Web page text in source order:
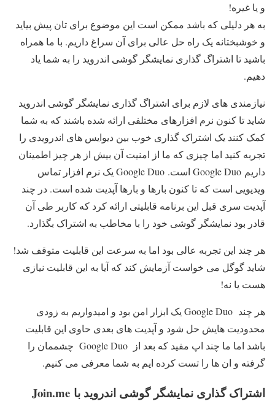
و یا غیره!
به هر دلیلی که باشد ممکن است این موضوع برای تان پیش بیاید
و خوشبختانه یک راه حل عالی برای آن سراغ داریم. با ما همراه
باشید تا اشتراگ گذاری نمایشگر گوشی اندروید را به شما یاد
دهیم.
نیازمندی های لازم برای اشتراگ گذاری نمایشگر گوشی اندروید
شاید تا کنون نرم افزارهای مختلفی ارائه شده باشند که به شما
کمک کنند یک اشتراک گذاری خوب بین دیوایس های اندرویدی را
تجربه کنید اما چیزی که ما از امنیت آن بیش از هر چیز اطمینان
داریم Google Duo است. Google Duo یک نرم افزار تماس
ویدیویی است که تا کنون بارها و بارها آپدیت شده است. در چند
آپدیت سری قبل این برنامه قابلیتی ارائه کرد که کاربر طی آن
قادر بود نمایشگر گوشی خود را با مخاطب به اشتراک بگذارد.
هر چند این تجربه عالی بود اما به سرعت این قابلیت متوقف شد!
شاید گوگل می خواست آزمایش کند که آیا به این قابلیت نیازی
هست یا نه!
هر چند Google Duo یک ابزار امن بود و امیدواریم به زودی
محدودیت هایش حل شود و آپدیت های بعدی حاوی این قابلیت
باشد اما ما چند اپ مفید که بعد از Google Duo چشممان را
گرفته و ان ها را تست کرده ایم به شما معرفی می کنیم.
اشتراک گذاری نمایشگر گوشی اندروید با Join.me